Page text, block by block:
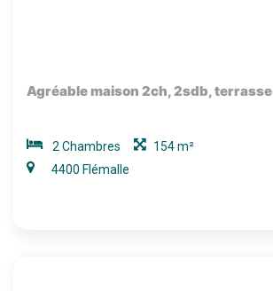
Agréable maison 2ch, 2sdb, terrasse
2 Chambres
154 m²
4400 Flémalle